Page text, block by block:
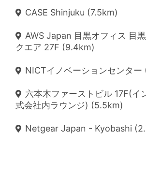
CASE Shinjuku (7.5km)
AWS Japan 目黒オフィス 目
クエア 27F (9.4km)
NICTイノベーションセンター
六本木ファーストビル 17F(イ
式会社内ラウンジ) (5.5km)
Netgear Japan - Kyobashi